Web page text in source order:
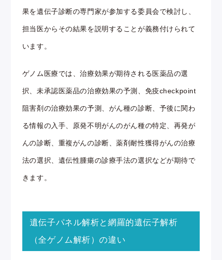
果を遺伝子診断の専門家が参加する委員会で検討し、
担当医からその結果を説明することが義務付けられて
います。
ゲノム医療では、治療効果が期待される医薬品の選
択、未承認医薬品の治療効果の予測、免疫checkpoint
阻害剤の治療効果の予測、がん種の診断、予後に関わ
る情報の入手、原発不明がんのがん種の特定、再発が
んの診断、重複がんの診断、薬剤耐性獲得がんの治療
法の選択、遺伝性腫瘍の診療手法の選択などが期待で
きます。
遺伝子パネル解析と網羅的遺伝子解析
（全ゲノム解析）の違い